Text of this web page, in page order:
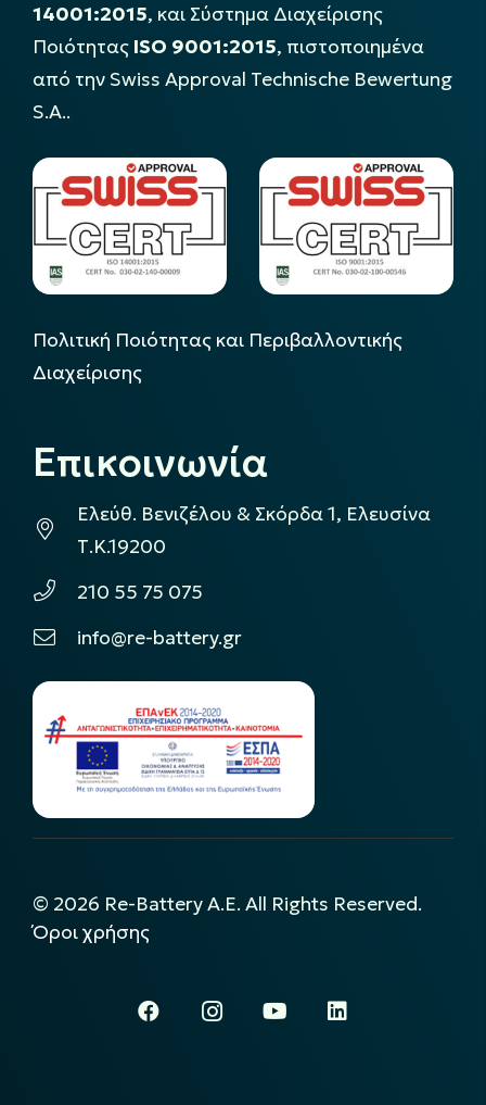
14001:2015, και Σύστημα Διαχείρισης
Ποιότητας ISO 9001:2015, πιστοποιημένα
από την Swiss Approval Technische Bewertung
S.A..
Πολιτική Ποιότητας και Περιβαλλοντικής
Διαχείρισης
Επικοινωνία
Ελεύθ. Βενιζέλου & Σκόρδα 1, Ελευσίνα
Τ.Κ.19200
210 55 75 075
info@re-battery.gr
© 2026 Re-Battery A.E. All Rights Reserved.
Όροι χρήσης